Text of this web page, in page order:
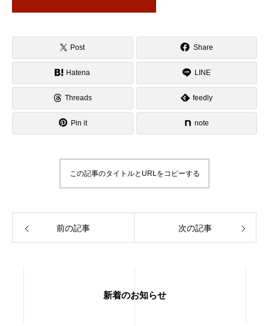
Post Share
Hatena LINE
Threads feedly
Pin it note
この記事のタイトルとURLをコピーする
前の記事 次の記事
新着のお知らせ